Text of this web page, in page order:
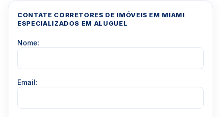
CONTATE CORRETORES DE IMÓVEIS EM MIAMI
ESPECIALIZADOS EM ALUGUEL
Nome:
Email: